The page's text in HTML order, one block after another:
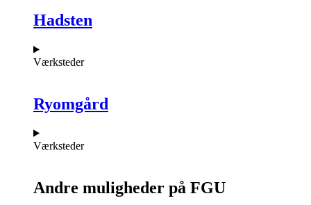
Hadsten
Værksteder
Ryomgård
Værksteder
Andre muligheder på FGU